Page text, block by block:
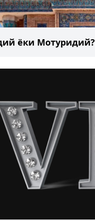
ёки Мотуридий?